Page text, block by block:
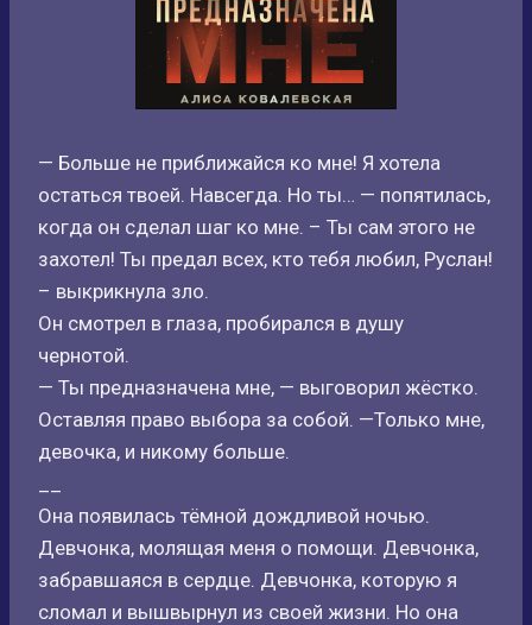
— Больше не приближайся ко мне! Я хотела
остаться твоей. Навсегда. Но ты… — попятилась,
когда он сделал шаг ко мне. – Ты сам этого не
захотел! Ты предал всех, кто тебя любил, Руслан!
– выкрикнула зло.
Он смотрел в глаза, пробирался в душу
чернотой.
— Ты предназначена мне, — выговорил жёстко.
Оставляя право выбора за собой. —Только мне,
девочка, и никому больше.
Она появилась тёмной дождливой ночью.
Девчонка, молящая меня о помощи. Девчонка,
забравшаяся в сердце. Девчонка, которую я
сломал и вышвырнул из своей жизни. Но она